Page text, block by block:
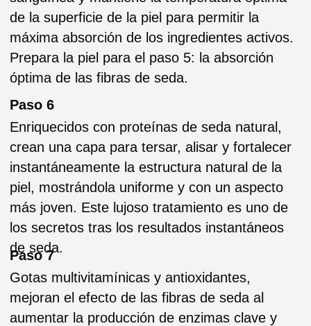
suave y perfecta. Rellena las líneas de
expresión finas y profundas al instante
mientras hidrata, mejorando así el flujo
celular saludable.